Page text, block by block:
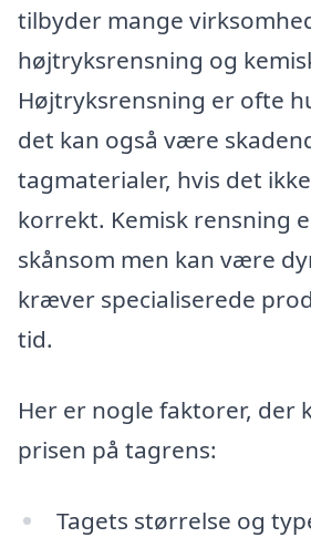
tilbyder mange
højtryksrensning og
Højtryksrensning er ofte
det kan også være
tagmaterialer, hvis det
korrekt. Kemisk rensning
skånsom men kan være
kræver specialiserede
tid.
Her er nogle faktorer, der
prisen på tagrens:
Tagets størrelse og